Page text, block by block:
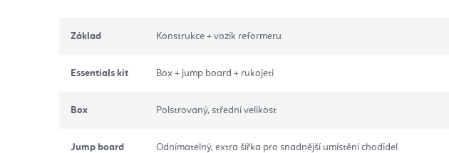
Základ Konstrukce + vozík reformeru
Essentials kit Box + jump board + rukojeti
Box Polstrovaný, střední velikost
Jump board Odnímatelný, extra šířka pro snadnější umístění chodidel